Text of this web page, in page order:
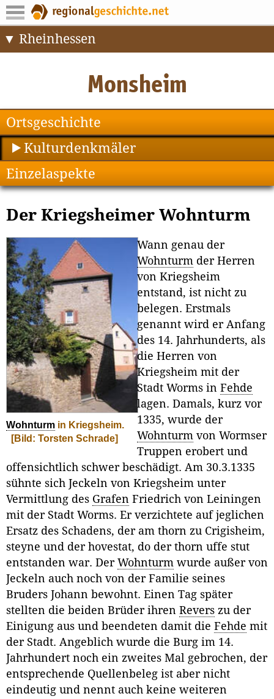
Rheinhessen
Ortsgeschichte
Kulturdenkmäler
Einzelaspekte
Der Kriegsheimer Wohnturm
Wohnturm in Kriegsheim.
[Bild: Torsten Schrade]
Wann genau der
Wohnturm der Herren
von Kriegsheim
entstand, ist nicht zu
belegen. Erstmals
genannt wird er Anfang
des 14. Jahrhunderts, als
die Herren von
Kriegsheim mit der
Stadt Worms in Fehde
lagen. Damals, kurz vor
1335, wurde der
Wohnturm von Wormser
Truppen erobert und
offensichtlich schwer beschädigt. Am 30.3.1335
sühnte sich Jeckeln von Kriegsheim unter
Vermittlung des Grafen Friedrich von Leiningen
mit der Stadt Worms. Er verzichtete auf jeglichen
Ersatz des Schadens, der am thorn zu Crigisheim,
steyne und der hovestat, do der thorn uffe stut
entstanden war. Der Wohnturm wurde außer von
Jeckeln auch noch von der Familie seines
Bruders Johann bewohnt. Einen Tag später
stellten die beiden Brüder ihren Revers zu der
Einigung aus und beendeten damit die Fehde mit
der Stadt. Angeblich wurde die Burg im 14.
Jahrhundert noch ein zweites Mal gebrochen, der
entsprechende Quellenbeleg ist aber nicht
eindeutig und nennt auch keine weiteren